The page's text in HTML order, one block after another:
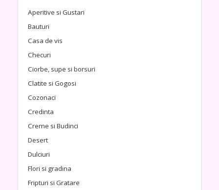
Aperitive si Gustari
Bauturi
Casa de vis
Checuri
Ciorbe, supe si borsuri
Clatite si Gogosi
Cozonaci
Credinta
Creme si Budinci
Desert
Dulciuri
Flori si gradina
Fripturi si Gratare